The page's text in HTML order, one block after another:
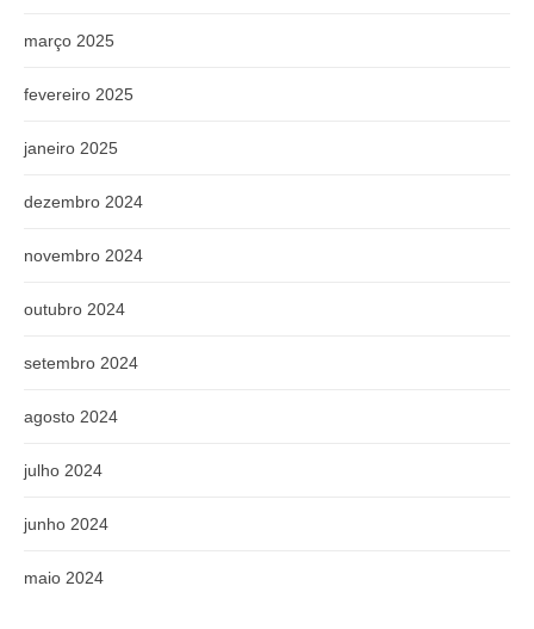
março 2025
fevereiro 2025
janeiro 2025
dezembro 2024
novembro 2024
outubro 2024
setembro 2024
agosto 2024
julho 2024
junho 2024
maio 2024